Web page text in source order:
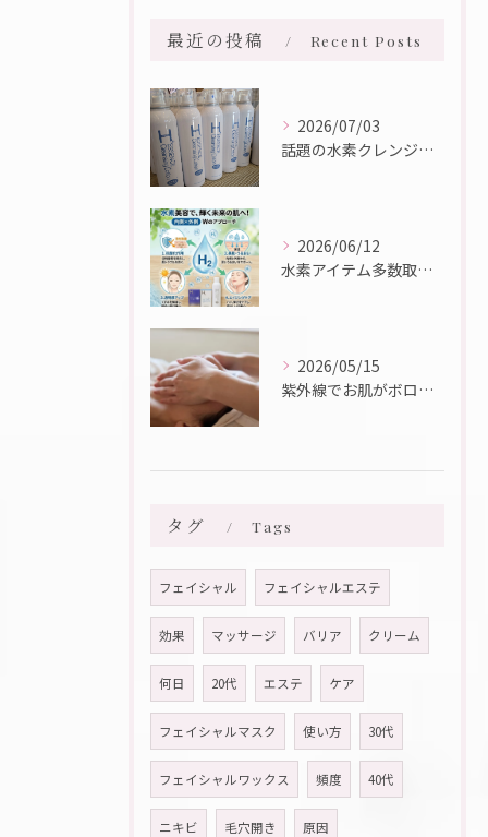
最近の投稿 Recent Posts
2026/07/03
話題の水素クレンジング入荷しました☆彡
2026/06/12
水素アイテム多数取り扱っております♪
2026/05/15
紫外線でお肌がボロボロに・・・💦
タグ Tags
フェイシャル フェイシャルエステ
効果 マッサージ バリア クリーム
何日 20代 エステ ケア
フェイシャルマスク 使い方 30代
フェイシャルワックス 頻度 40代
ニキビ 毛穴開き 原因